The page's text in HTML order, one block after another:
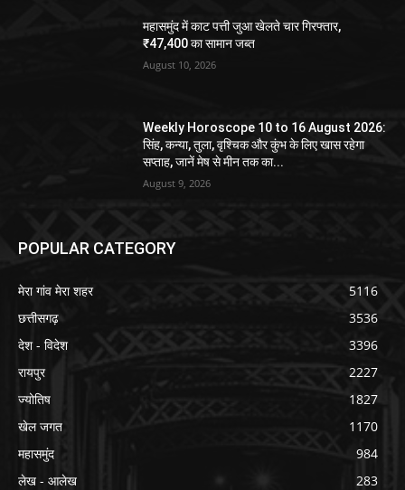
महासमुंद में काट पत्ती जुआ खेलते चार गिरफ्तार,
₹47,400 का सामान जब्त
August 10, 2026
Weekly Horoscope 10 to 16 August 2026:
सिंह, कन्या, तुला, वृश्चिक और कुंभ के लिए खास रहेगा
सप्ताह, जानें मेष से मीन तक का...
August 9, 2026
POPULAR CATEGORY
मेरा गांव मेरा शहर
5116
छत्तीसगढ़
3536
देश - विदेश
3396
रायपुर
2227
ज्योतिष
1827
खेल जगत
1170
महासमुंद
984
लेख - आलेख
283